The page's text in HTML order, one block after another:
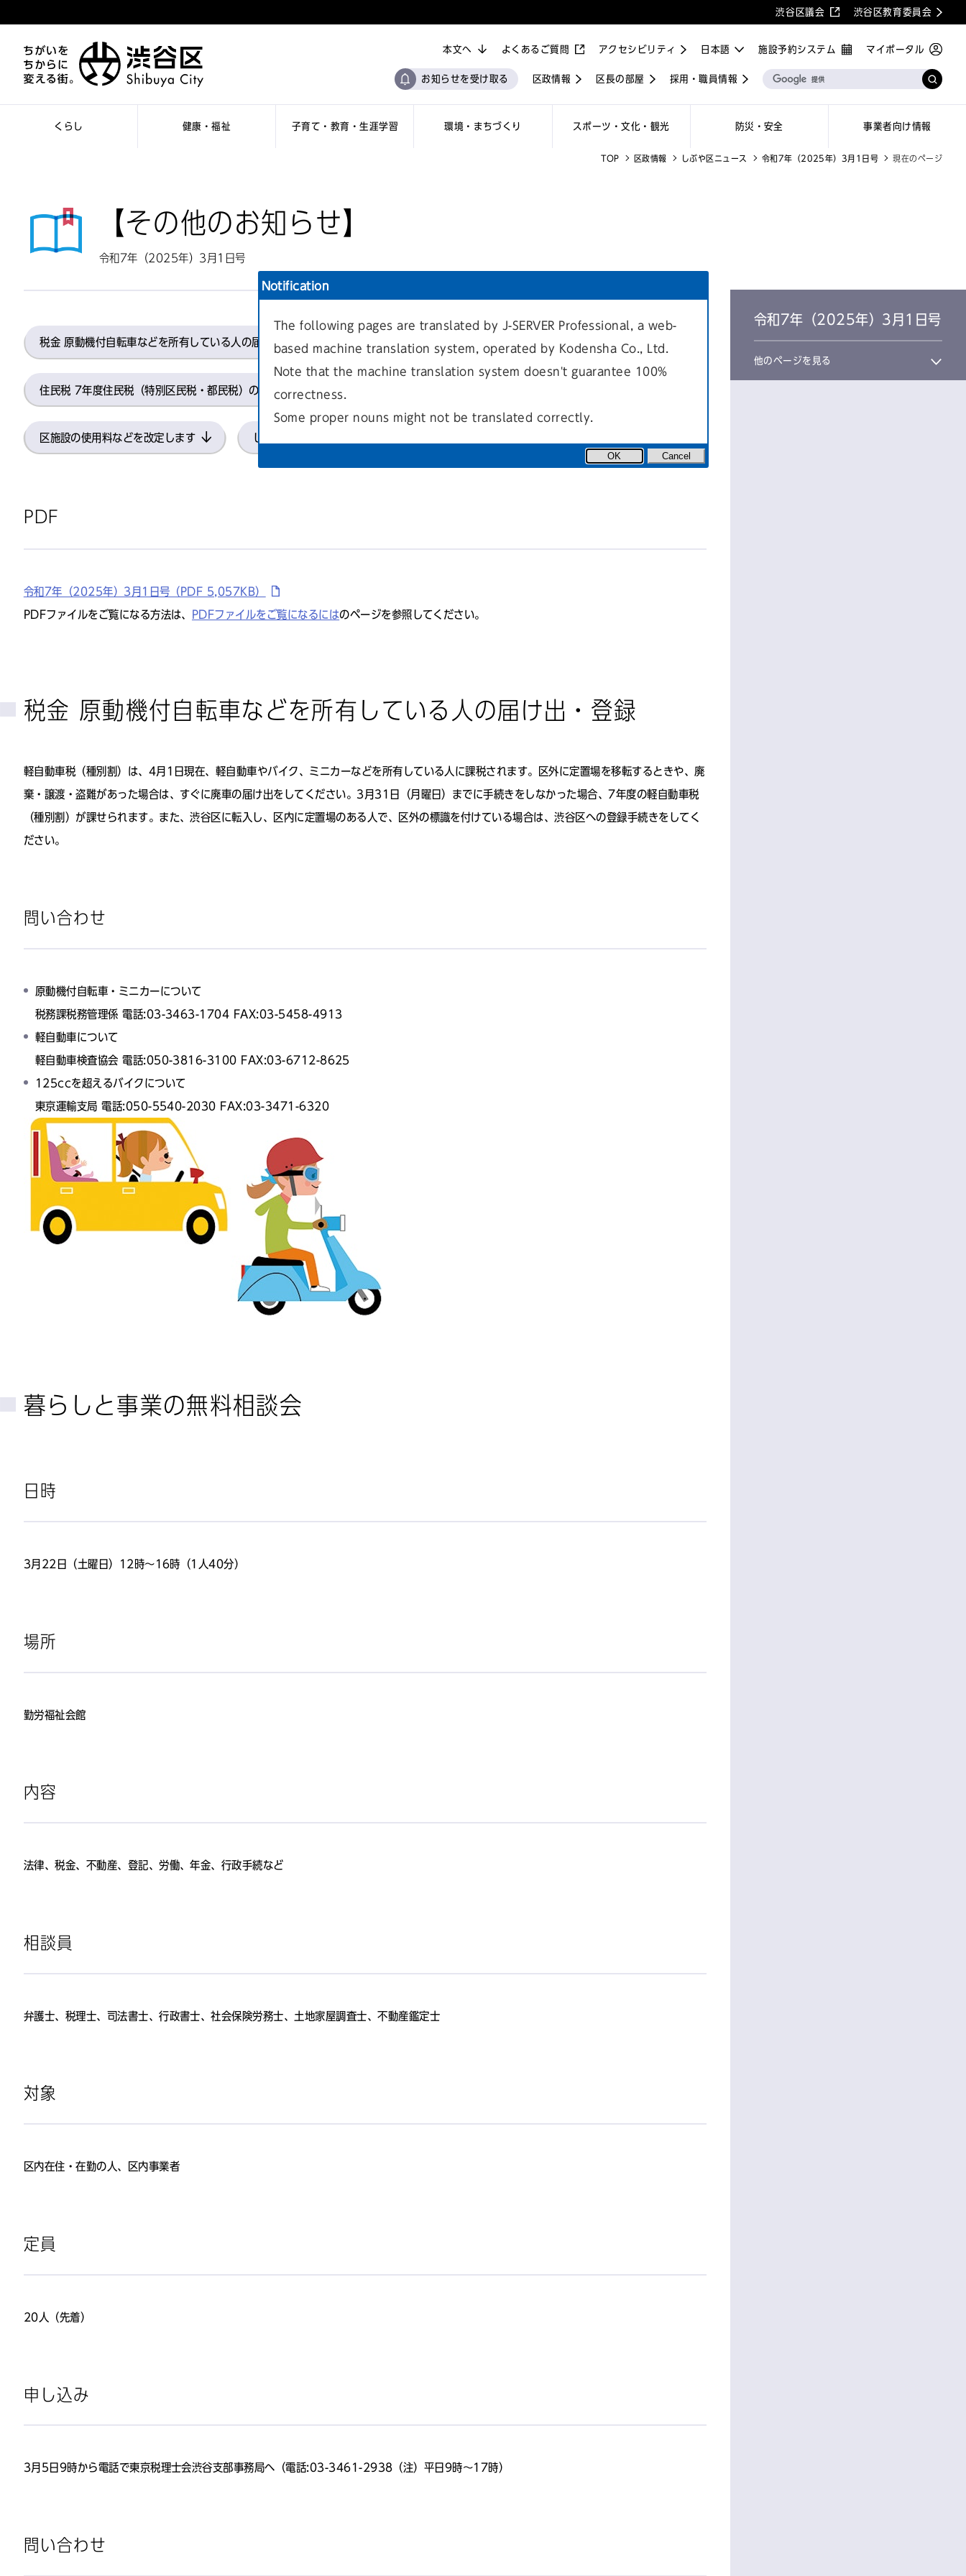
渋谷区議会 渋谷区教育委員会
くらし 健康・福祉 子育て・教育・生涯学習 環境・まちづくり スポーツ・文化・観光 防災・安全 事業者向け情報
マイポータル
施設予約システム
区政情報 区長の部屋 採用・職員情報
本文へ よくあるご質問 アクセシビリティ
お知らせを受け取る
TOP 区政情報 しぶや区ニュース 令和7年（2025年）3月1日号 現在のページ
【その他のお知らせ】
令和7年（2025年）3月1日号
税金 原動機付自転車などを所有している人の届け出・登録 暮らしと事業の無料相談会
住民税 7年度住民税（特別区民税・都民税）の申告 国民健康保険 保険料の計算には住民税の申告が必要です
区施設の使用料などを改定します しぶや区ニュースは区内全世帯へ各戸配布をしています
PDF
令和7年（2025年）3月1日号（PDF 5,057KB）
PDFファイルをご覧になる方法は、
PDFファイルをご覧になるにはのページを参照してください。
税金 原動機付自転車などを所有している人の届け出・登録
軽自動車税（種別割）は、4月1日現在、軽自動車やバイク、ミニカーなどを所有している人に課税されます。区外に定置場を移転するときや、廃
棄・譲渡・盗難があった場合は、すぐに廃車の届け出をしてください。3月31日（月曜日）までに手続きをしなかった場合、7年度の軽自動車税
（種別割）が課せられます。また、渋谷区に転入し、区内に定置場のある人で、区外の標識を付けている場合は、渋谷区への登録手続きをしてく
ださい。
問い合わせ
原動機付自転車・ミニカーについて
税務課税務管理係 電話:03-3463-1704 FAX:03-5458-4913
軽自動車について
軽自動車検査協会 電話:050-3816-3100 FAX:03-6712-8625
125ccを超えるバイクについて
東京運輸支局 電話:050-5540-2030 FAX:03-3471-6320
暮らしと事業の無料相談会
日時
3月22日（土曜日）12時～16時（1人40分）
場所
勤労福祉会館
内容
法律、税金、不動産、登記、労働、年金、行政手続など
相談員
弁護士、税理士、司法書士、行政書士、社会保険労務士、土地家屋調査士、不動産鑑定士
対象
区内在住・在勤の人、区内事業者
定員
20人（先着）
申し込み
3月5日9時から電話で東京税理士会渋谷支部事務局へ（電話:03-3461-2938（注）平日9時～17時）
問い合わせ
令和7年（2025年）3月1日号
他のページを見る
Notification
The following pages are translated by J-SERVER Professional, a web-
based machine translation system, operated by Kodensha Co., Ltd.
Note that the machine translation system doesn't guarantee 100%
correctness.
Some proper nouns might not be translated correctly.
OK Cancel